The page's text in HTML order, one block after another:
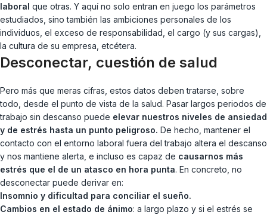
laboral que otras. Y aquí no solo entran en juego los parámetros
estudiados, sino también las ambiciones personales de los
individuos, el exceso de responsabilidad, el cargo (y sus cargas),
la cultura de su empresa, etcétera.
Desconectar, cuestión de salud
Pero más que meras cifras, estos datos deben tratarse, sobre
todo, desde el punto de vista de la salud. Pasar largos periodos de
trabajo sin descanso puede elevar nuestros niveles de ansiedad
y de estrés hasta un punto peligroso. De hecho, mantener el
contacto con el entorno laboral fuera del trabajo altera el descanso
y nos mantiene alerta, e incluso es capaz de causarnos más
estrés que el de un atasco en hora punta. En concreto, no
desconectar puede derivar en:
Insomnio y dificultad para conciliar el sueño.
Cambios en el estado de ánimo: a largo plazo y si el estrés se